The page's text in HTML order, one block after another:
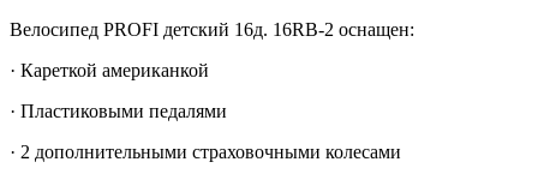
Велосипед PROFI детский 16д. 16RB-2 оснащен:
· Кареткой американкой
· Пластиковыми педалями
· 2 дополнительными страховочными колесами